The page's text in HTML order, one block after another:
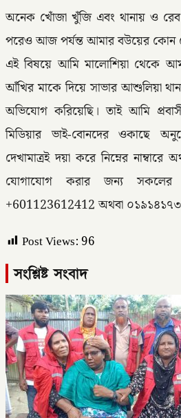
অনেক খোঁজা খুঁজি এবং থানায় ও
পরেও আজ পর্যন্ত আমার বউয়ের কোন
এই বিষয়ে আমি মালোশিয়া থেকে
আঁখির মাকে দিয়ে সাভার আশুলিয়া
অভিযোগ করিয়েছি। তাই আমি
মিডিয়ার ভাই-বোনদের ওকাছে
দেখামাত্রই দয়া করে নিম্নের
যোগাযোগ করার জন্য
+601123612412 অথবা
Post Views:96
সংশ্লিষ্ট সংবাদ